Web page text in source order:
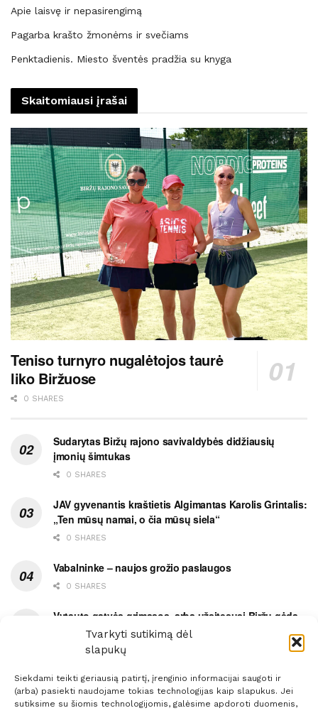
Tvarkyti sutikimą dėl
slapukų
Siekdami teikti geriausią patirtį, įrenginio informacijai saugoti ir
(arba) pasiekti naudojame tokias technologijas kaip slapukus. Jei
sutiksime su šiomis technologijomis, galėsime apdoroti duomenis,
Apie laisvę ir nepasirengimą
Pagarba krašto žmonėms ir svečiams
Penktadienis. Miesto šventės pradžia su knyga
Skaitomiausi įrašai
Teniso turnyro nugalėtojos taurė
liko Biržuose
0 SHARES
Sudarytas Biržų rajono savivaldybės didžiausių
įmonių šimtukas
0 SHARES
JAV gyvenantis kraštietis Algimantas Karolis Grintalis:
„Ten mūsų namai, o čia mūsų siela“
0 SHARES
Vabalninke – naujos grožio paslaugos
0 SHARES
Vytauto gatvės grimasos, arba užsitęsusi Biržų gėda
0 SHARES